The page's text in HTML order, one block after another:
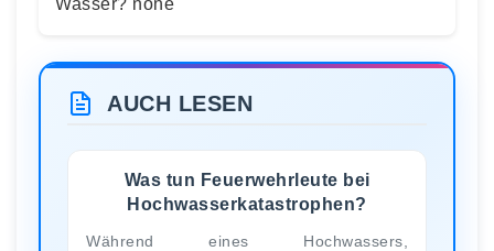
Wasser? none
AUCH LESEN
Was tun Feuerwehrleute bei
Hochwasserkatastrophen?
Während eines Hochwassers,